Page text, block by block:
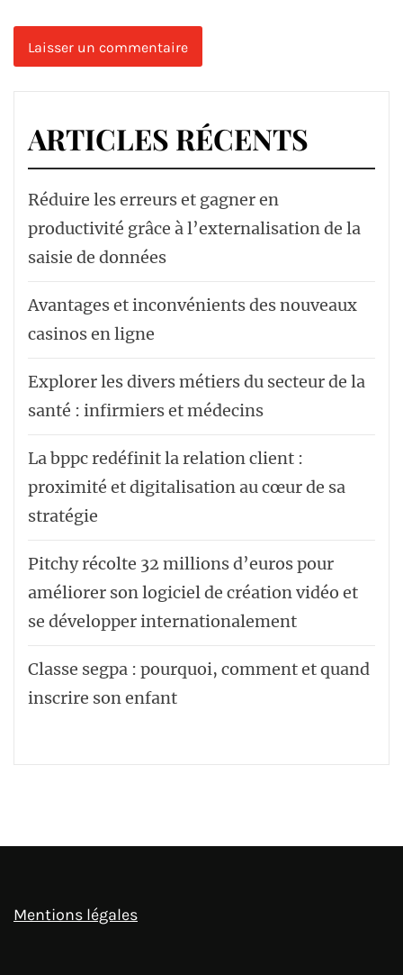
ARTICLES RÉCENTS
Réduire les erreurs et gagner en
productivité grâce à l’externalisation de la
saisie de données
Avantages et inconvénients des nouveaux
casinos en ligne
Explorer les divers métiers du secteur de la
santé : infirmiers et médecins
La bppc redéfinit la relation client :
proximité et digitalisation au cœur de sa
stratégie
Pitchy récolte 32 millions d’euros pour
améliorer son logiciel de création vidéo et
se développer internationalement
Classe segpa : pourquoi, comment et quand
inscrire son enfant
Mentions légales